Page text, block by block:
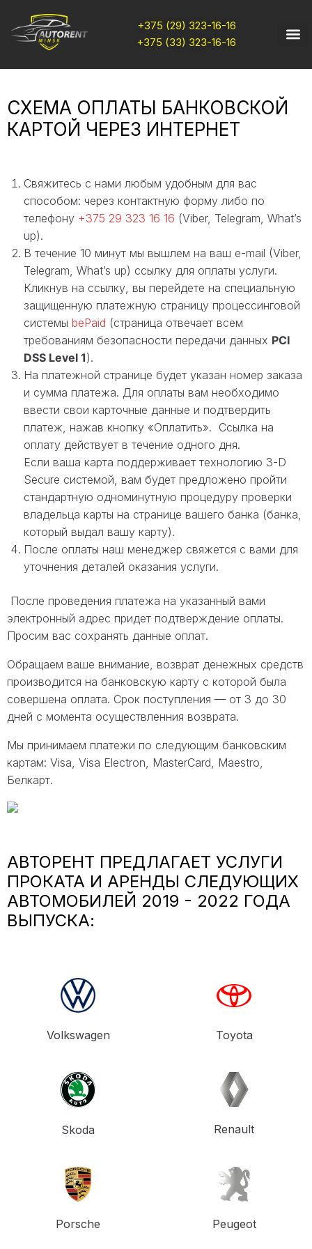
+375 (29) 323-16-16
+375 (33) 323-16-16
СХЕМА ОПЛАТЫ БАНКОВСКОЙ
КАРТОЙ ЧЕРЕЗ ИНТЕРНЕТ
Свяжитесь с нами любым удобным для вас
способом: через контактную форму либо по
телефону +375 29 323 16 16 (Viber, Telegram, What’s
up).
В течение 10 минут мы вышлем на ваш e-mail (Viber,
Telegram, What’s up) ссылку для оплаты услуги.
Кликнув на ссылку, вы перейдете на специальную
защищенную платежную страницу процессинговой
системы bePaid (страница отвечает всем
требованиям безопасности передачи данных PCI
DSS Level 1).
На платежной странице будет указан номер заказа
и сумма платежа. Для оплаты вам необходимо
ввести свои карточные данные и подтвердить
платеж, нажав кнопку «Оплатить». Ссылка на
оплату действует в течение одного дня.
Если ваша карта поддерживает технологию 3-D
Secure системой, вам будет предложено пройти
стандартную одноминутную процедуру проверки
владельца карты на странице вашего банка (банка,
который выдал вашу карту).
После оплаты наш менеджер свяжется с вами для
уточнения деталей оказания услуги.
После проведения платежа на указанный вами
электронный адрес придет подтверждение оплаты.
Просим вас сохранять данные оплат.
Обращаем ваше внимание, возврат денежных средств
производится на банковскую карту с которой была
совершена оплата. Срок поступления — от 3 до 30
дней с момента осуществленния возврата.
Мы принимаем платежи по следующим банковским
картам: Visa, Visa Electron, MasterCard, Maestro,
Белкарт.
АВТОРЕНТ ПРЕДЛАГАЕТ УСЛУГИ
ПРОКАТА И АРЕНДЫ СЛЕДУЮЩИХ
АВТОМОБИЛЕЙ 2019 - 2022 ГОДА
ВЫПУСКА:
Volkswagen Toyota
Skoda Renault
Porsche Peugeot